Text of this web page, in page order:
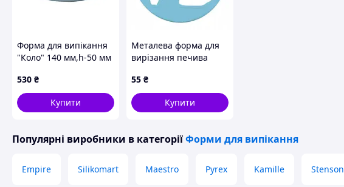
Форма для випікання
"Коло" 140 мм,h-50 мм
530 ₴
Купити
Металева форма для
вирізання печива
Мишка)
55 ₴
Купити
Популярні виробники в категоріїФорми для випікання
Empire Silikomart Maestro Pyrex Kamille Stenson